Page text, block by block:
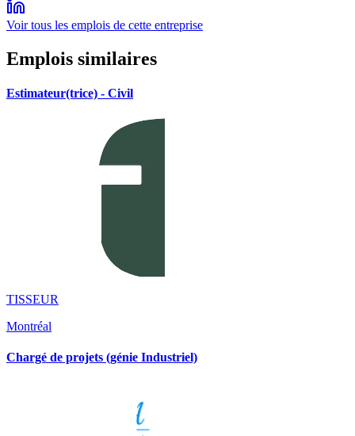
Voir tous les emplois de cette entreprise
Emplois similaires
Estimateur(trice) - Civil
TISSEUR
Montréal
Chargé de projets (génie Industriel)